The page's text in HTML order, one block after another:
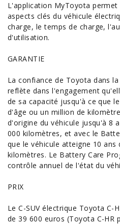
L'application MyToyota
aspects clés du véhicule
charge, le temps de charge,
d'utilisation.
GARANTIE
La confiance de Toyota dans
reflète dans l'engagement
de sa capacité jusqu'à ce que
d'âge ou un million de
d'origine du véhicule jusqu'à 8
000 kilomètres, et avec le
que le véhicule atteigne 10 ans
kilomètres. Le Battery Care
contrôle annuel de l'état du
PRIX
Le C-SUV électrique Toyota C-
de 39 600 euros (Toyota C-HR